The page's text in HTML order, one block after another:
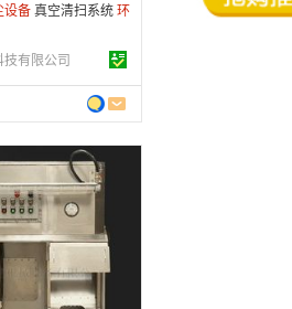
设备真空清扫系统环
有限公司
批发
12-16